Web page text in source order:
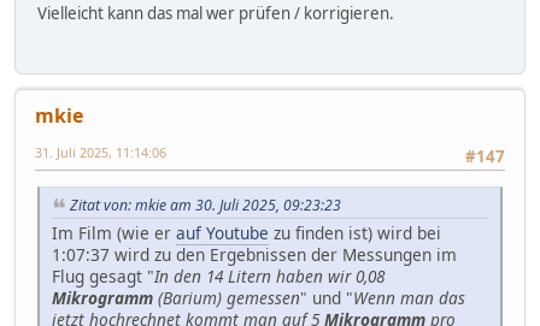
Vielleicht kann das mal wer prüfen / korrigieren.
mkie
#147
31. Juli 2025, 11:14:06
Zitat von: mkie am 30. Juli 2025, 09:23:23
Im Film (wie er auf Youtube zu finden ist) wird bei
1:07:37 wird zu den Ergebnissen der Messungen im
Flug gesagt "In den 14 Litern haben wir 0,08
Mikrogramm (Barium) gemessen" und "Wenn man das
jetzt hochrechnet kommt man auf 5Mikrogramm pro